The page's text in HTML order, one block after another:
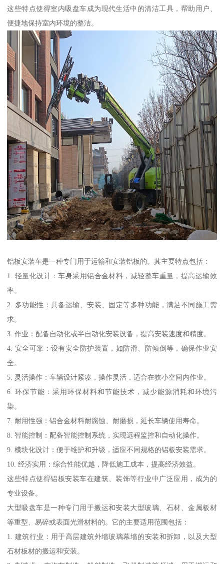
这些特点使得室内吸盘车成为现代生活中的清洁工具，帮助用户、
便捷地保持室内环境的整洁。
铝板安装车是一种专门用于运输和安装铝板的。其主要特点包括：
1. 轻量化设计：车身采用铝合金材料，减轻整车重量，提高运输效
率。
2. 多功能性：具备运输、安装、固定等多种功能，满足不同施工需
求。
3. 作业：配备自动化或半自动化安装设备，提高安装速度和精度。
4. 安全可靠：设有安全防护装置，如防滑、防倾倒等，确保作业安
全。
5. 灵活操作：车辆设计紧凑，操作灵活，适合在狭小空间内作业。
6. 环保节能：采用环保材料和节能技术，减少能源消耗和环境污
染。
7. 耐用性强：铝合金材料耐腐蚀、耐磨损，延长车辆使用寿命。
8. 智能控制：配备智能控制系统，实现远程监控和自动化操作。
9. 模块化设计：便于维护和升级，适应不同规格的铝板安装需求。
10. 经济实用：综合性能优越，降低施工成本，提高经济效益。
这些特点使得铝板安装车在建筑、装饰等行业中广泛应用，成为的
专业设备。
大型吸盘车是一种专门用于搬运和安装大型玻璃、石材、金属板材
等重型、易碎或表面光滑材料的。它的主要适用范围包括：
1. 建筑行业：用于高层建筑外墙玻璃幕墙的安装和拆卸，以及大型
石材板材的搬运和安装。